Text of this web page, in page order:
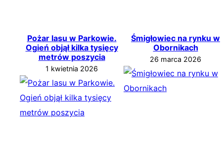
Pożar lasu w Parkowie.
Ogień objął kilka tysięcy
metrów poszycia
1 kwietnia 2026
Śmigłowiec na rynku w
Obornikach
26 marca 2026